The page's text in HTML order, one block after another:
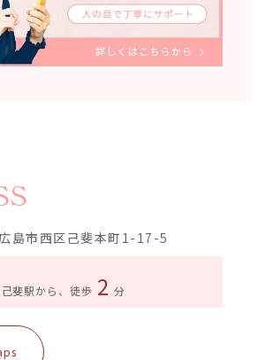
島市西区己斐本町1-17-5
斐駅から、徒歩 2 分